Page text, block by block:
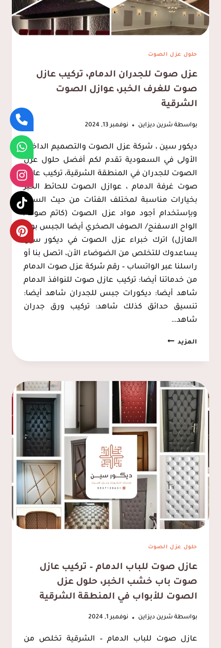
حلول عزل الصوت
عزل صوت للجدران الدمام، تركيب عازل
صوت للغرف الخبر، عوازل الصوت
الشرقية
بواسطة شرين ديزاين نوفمبر 13, 2024
ديكور سين ، شركة عزل الصوت والتصميم الداخلي
الأولى في السعودية تقدم لكم أفضل حلول عزل
الصوت للجدران في المنطقة الشرقية، تركيب عازل
صوت غرفة الدمام ، عوازل الصوت للحائط الخبر
بخيارات مناسبة لمختلف الفئات من حيث السعر
وبإستخدام أجود مواد عزل الصوت (كاتم صوت/
الواح الاسفنج/ الصوف الصخري أيضا الجبس بورد
العازل) اترك خبراء عزل الصوت في ديكور سين
يساعدوك للتخلص من الضوضاء الأن، اتصل بنا أو
راسلنا عبر الواتساب – رقم شركة عزل صوت الدمام
من خدماتنا أيضا: تركيب عازل صوت للنوافذ الدمام
شاهد أيضا: ديكورات جبس للجدران شاهد أيضا:
تنسيق حدائق كذلك شاهد: تركيب ورق جدران
شاهد…
المزيدعزل
الدمام،
تركيب
عازل
صوت
للغرف
الخبر،
عوازل
الصوت
الشرقية
حلول عزل الصوت
عازل صوت للباب الدمام – تركيب عازل
صوت باب خشب الخبر، حلول عزل
الصوت للأبواب في المنطقة الشرقية
بواسطة شرين ديزاين نوفمبر 1, 2024
عازل صوت للباب الدمام – الشرقية تخلص من